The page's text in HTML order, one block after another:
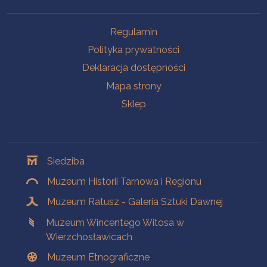
Regulamin
Polityka prywatności
Deklaracja dostępności
Mapa strony
Sklep
Siedziba
Muzeum Historii Tarnowa i Regionu
Muzeum Ratusz - Galeria Sztuki Dawnej
Muzeum Wincentego Witosa w
Wierzchosławicach
Muzeum Etnograficzne